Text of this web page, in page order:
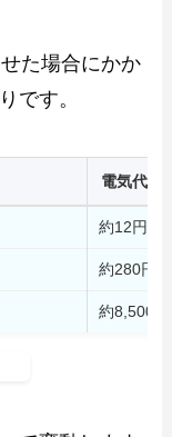
た場合にかか
です。
電気代の
約12円〜
約280円
約8,500